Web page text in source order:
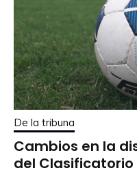
De la tribuna
Cambios en la
del